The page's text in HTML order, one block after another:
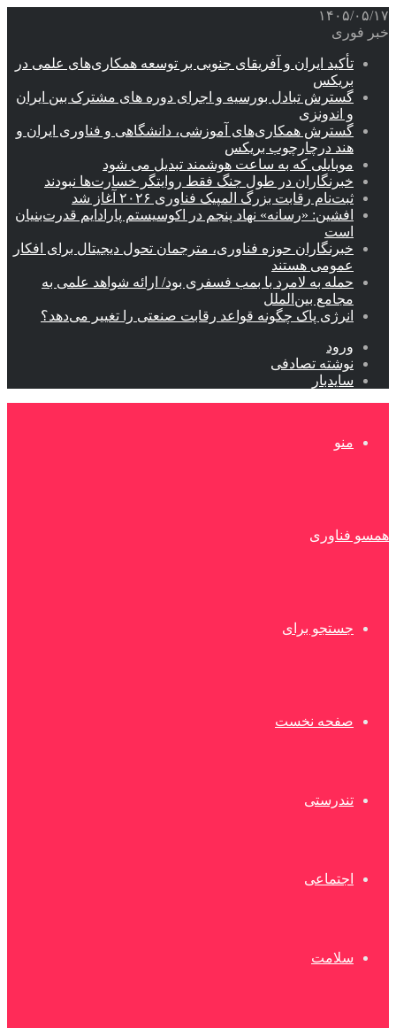
۱۴۰۵/۰۵/۱۷
خبر فوری
تأکید ایران و آفریقای جنوبی بر توسعه همکاری‌های علمی در
بریکس
گسترش تبادل بورسیه و اجرای دوره های مشترک بین ایران
و اندونزی
گسترش همکاری‌های آموزشی، دانشگاهی و فناوری ایران و
هند درچارچوب بریکس
موبایلی که به ساعت هوشمند تبدیل می شود
خبرنگاران در طول جنگ فقط روایتگر خسارت‌ها نبودند
ثبت‌نام رقابت بزرگ المپیک فناوری ۲۰۲۶ آغاز شد
افشین: «رسانه» نهاد پنجم در اکوسیستم پارادایم قدرت‌بنیان
است
خبرنگاران حوزه فناوری، مترجمان تحول دیجیتال برای افکار
عمومی هستند
حمله به لامرد با بمب فسفری بود/ ارائه شواهد علمی به
مجامع بین‌الملل
انرژی پاک چگونه قواعد رقابت صنعتی را تغییر می‌دهد؟
ورود
نوشته تصادفی
سایدبار
منو
همسو فناوری
جستجو برای
صفحه نخست
تندرستی
اجتماعی
سلامت